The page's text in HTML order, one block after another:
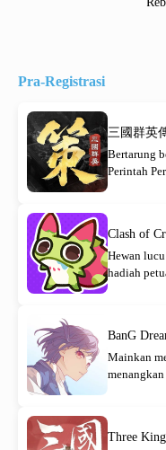
Pra-Registrasi
三國群英
Bertarung
Perintah
Clash of
Hewan
hadiah
BanG
Mainkan
Three